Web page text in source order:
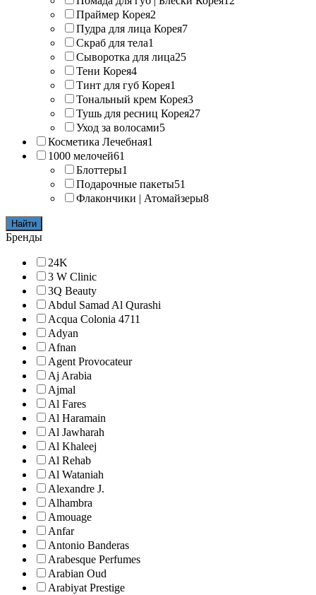
Праймер Корея2
Пудра для лица Корея7
Скраб для тела1
Сыворотка для лица25
Тени Корея4
Тинт для губ Корея1
Тональный крем Корея3
Тушь для ресниц Корея27
Уход за волосами5
Косметика Лечебная1
1000 мелочей61
Блоттеры1
Подарочные пакеты51
Флакончики | Атомайзеры8
Найти
Бренды
24K
3 W Clinic
3Q Beauty
Abdul Samad Al Qurashi
Acqua Colonia 4711
Adyan
Afnan
Agent Provocateur
Aj Arabia
Ajmal
Al Fares
Al Haramain
Al Jawharah
Al Khaleej
Al Rehab
Al Wataniah
Alexandre J.
Alhambra
Amouage
Anfar
Antonio Banderas
Arabesque Perfumes
Arabian Oud
Arabiyat Prestige